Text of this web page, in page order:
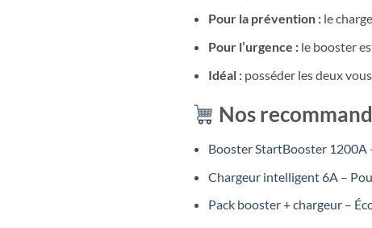
Pour la prévention :le
Pour l’urgence :le booster
Idéal :posséder les deux
Nos
Booster StartBooster 1200A
Chargeur intelligent 6A –
Pack booster + chargeur –